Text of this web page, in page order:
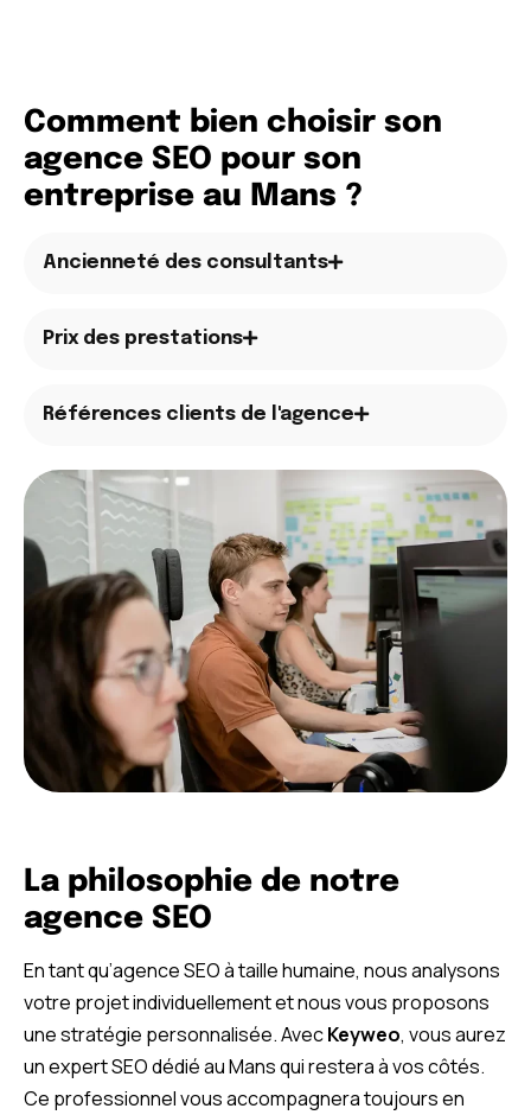
Comment bien choisir son
agence SEO pour son
entreprise au Mans ?
Ancienneté des consultants
Prix des prestations
Références clients de l'agence
La philosophie de notre
agence SEO
En tant qu’agence SEO à taille humaine, nous analysons
votre projet individuellement et nous vous proposons
une stratégie personnalisée. AvecKeyweo, vous aurez
un expert SEO dédié au Mans qui restera à vos côtés.
Ce professionnel vous accompagnera toujours en